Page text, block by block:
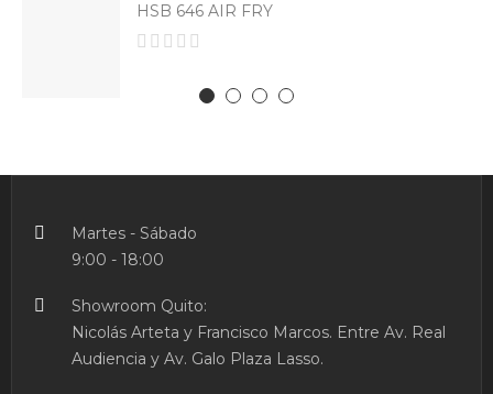
HSB 646 AIR FRY
Martes - Sábado
9:00 - 18:00
Showroom Quito:
Nicolás Arteta y Francisco Marcos. Entre Av. Real
Audiencia y Av. Galo Plaza Lasso.